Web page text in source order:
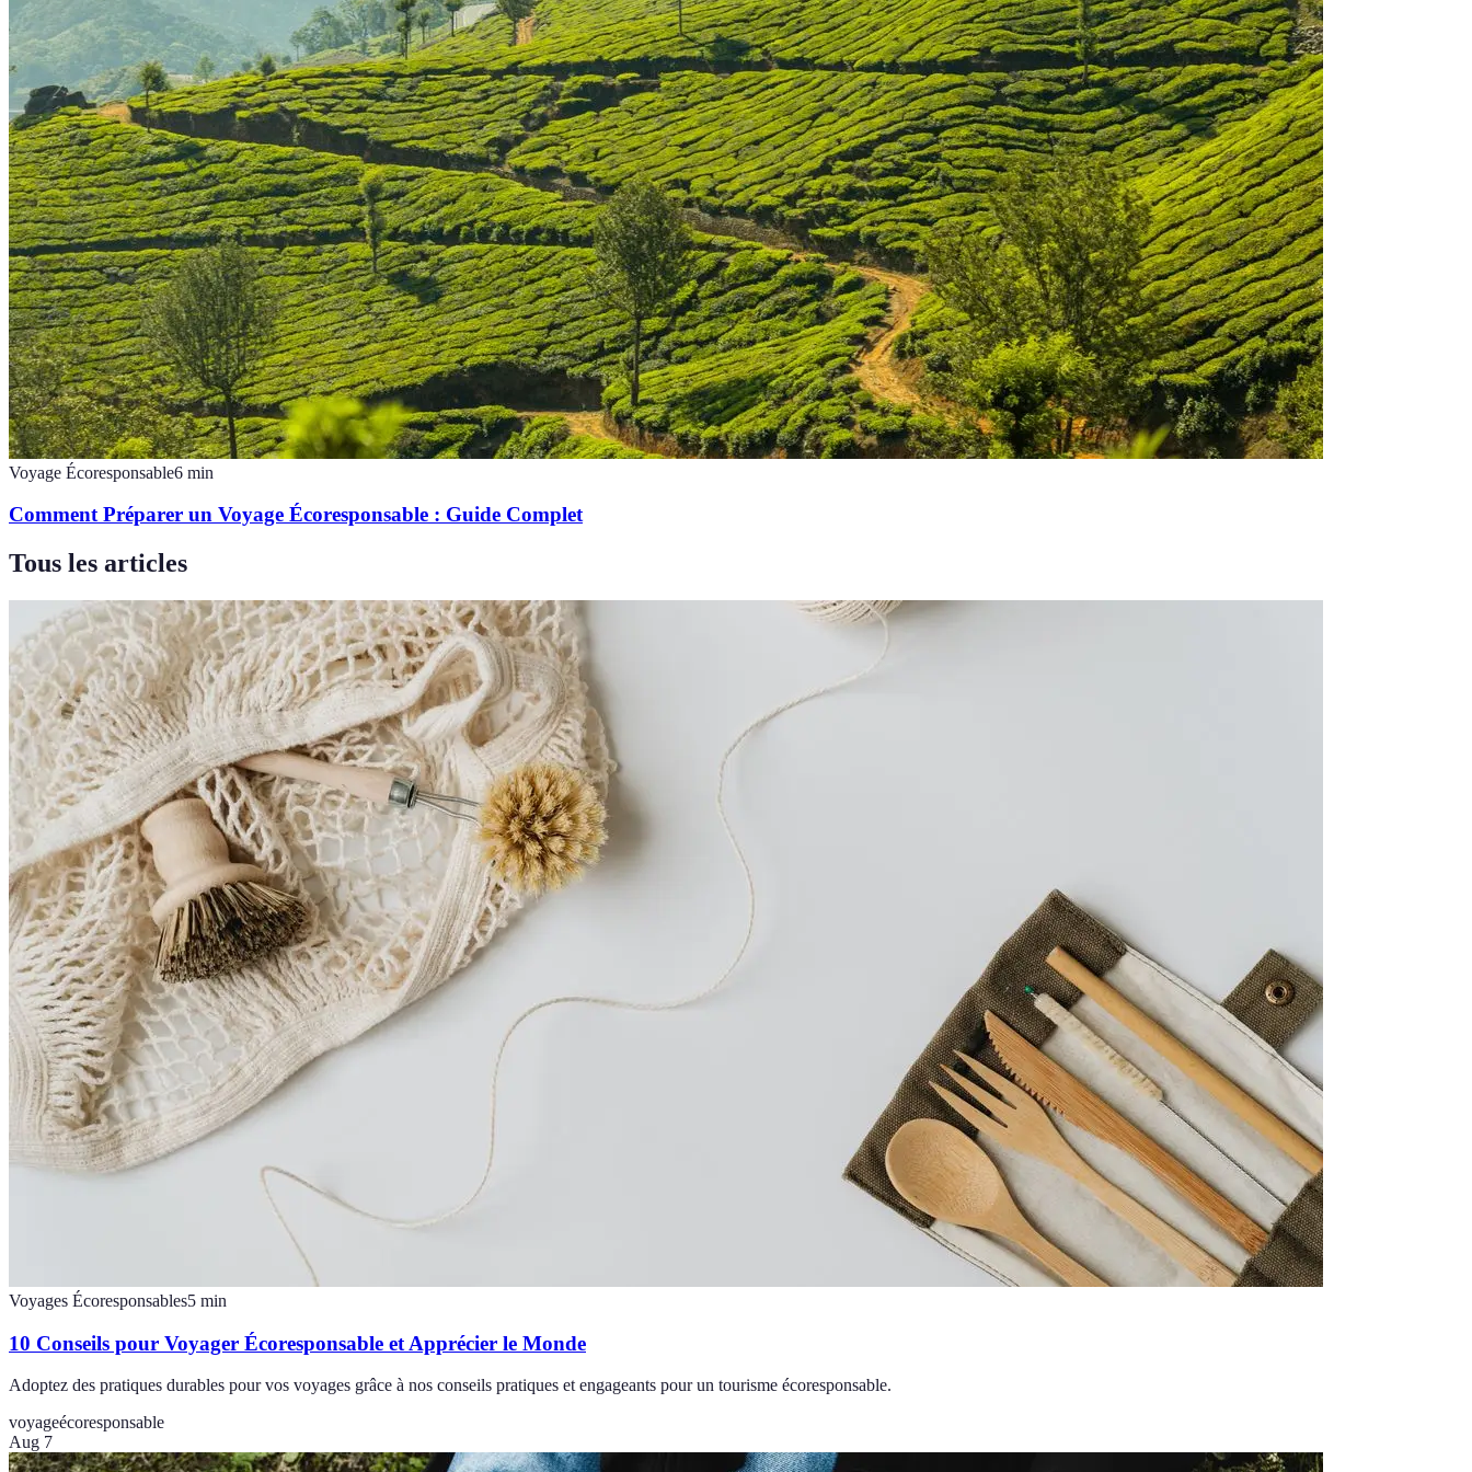
Voyage Écoresponsable6 min
Comment Préparer un Voyage Écoresponsable : Guide Complet
Tous les articles
Voyages Écoresponsables5 min
10 Conseils pour Voyager Écoresponsable et Apprécier le Monde
Adoptez des pratiques durables pour vos voyages grâce à nos conseils pratiques et engageants pour un tourisme écoresponsable.
voyageécoresponsable
Aug 7